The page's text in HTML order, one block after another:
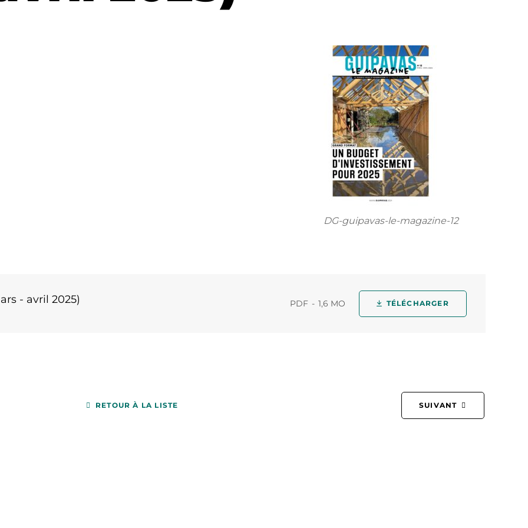
DG-guipavas-le-magazine-12
- avril 2025) PDF 1,6 MO TÉLÉCHARGER
RETOUR À LA LISTE SUIVANT